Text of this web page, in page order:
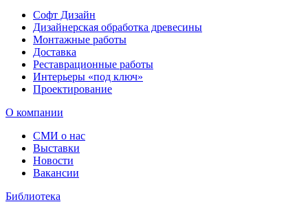
Софт Дизайн
Дизайнерская обработка древесины
Монтажные работы
Доставка
Реставрационные работы
Интерьеры «под ключ»
Проектирование
О компании
СМИ о нас
Выставки
Новости
Вакансии
Библиотека